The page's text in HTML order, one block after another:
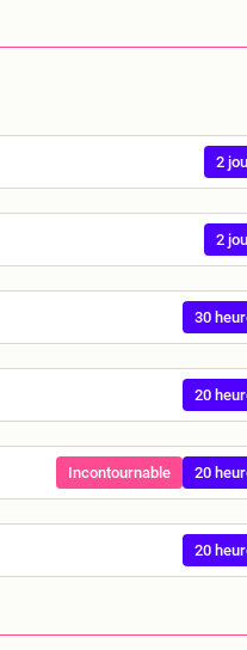
2
2
30
20
Incontournable 20
20